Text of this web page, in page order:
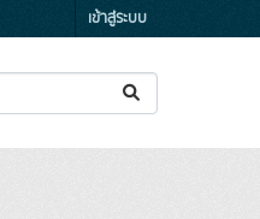
เข้าสู่ระบบ